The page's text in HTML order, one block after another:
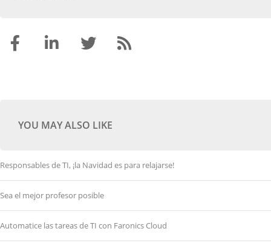
YOU MAY ALSO LIKE
Responsables de TI, ¡la Navidad es para relajarse!
Sea el mejor profesor posible
Automatice las tareas de TI con Faronics Cloud